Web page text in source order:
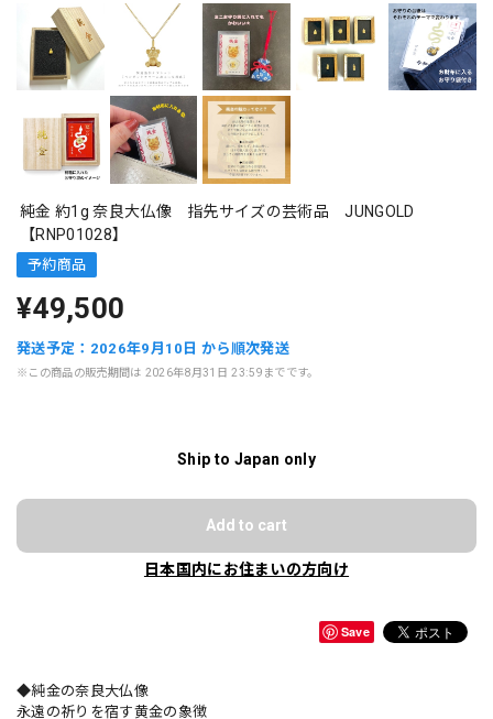
純金 約1g 奈良大仏像 指先サイズの芸術品 JUNGOLD
【RNP01028】
予約商品
¥49,500
発送予定：2026年9月10日 から順次発送
※この商品の販売期間は 2026年8月31日 23:59までです。
Ship to Japan only
Add to cart
日本国内にお住まいの方向け
Save
◆純金の奈良大仏像
永遠の祈りを宿す黄金の象徴